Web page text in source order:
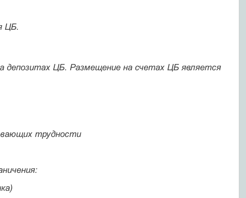
ЦБ.
депозитах ЦБ. Размещение на счетах ЦБ является
трудности